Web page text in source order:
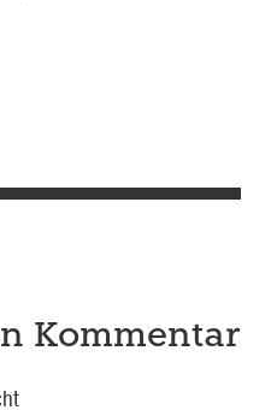
Kommentar